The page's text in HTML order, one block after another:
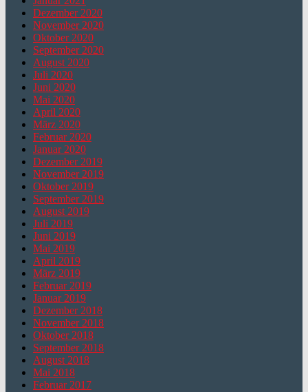
Dezember 2020
November 2020
Oktober 2020
September 2020
August 2020
Juli 2020
Juni 2020
Mai 2020
April 2020
März 2020
Februar 2020
Januar 2020
Dezember 2019
November 2019
Oktober 2019
September 2019
August 2019
Juli 2019
Juni 2019
Mai 2019
April 2019
März 2019
Februar 2019
Januar 2019
Dezember 2018
November 2018
Oktober 2018
September 2018
August 2018
Mai 2018
Februar 2017